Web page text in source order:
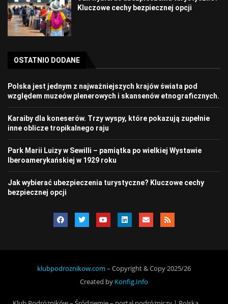
Kluczowe cechy bezpiecznej opcji
OSTATNIO DODANE
Polska jest jednym z najważniejszych krajów świata pod
względem muzeów plenerowych i skansenów etnograficznych.
Karaiby dla koneserów. Trzy wyspy, które pokazują zupełnie
inne oblicze tropikalnego raju
Park Marii Luizy w Sewilli – pamiątka po wielkiej Wystawie
Iberoamerykańskiej w 1929 roku
Jak wybierać ubezpieczenia turystyczne? Kluczowe cechy
bezpiecznej opcji
klubpodroznikow.com – Copyright & Copy 2025/26
Created by Konfig.Info